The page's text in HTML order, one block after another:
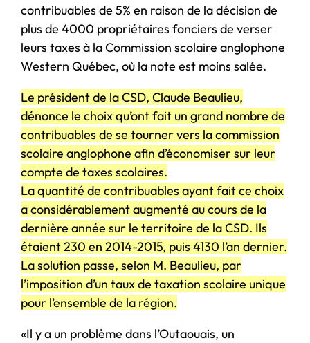
contribuables de 5% en raison de la décision de
plus de 4000 propriétaires fonciers de verser
leurs taxes à la Commission scolaire anglophone
Western Québec, où la note est moins salée.
Le président de la CSD, Claude Beaulieu,
dénonce le choix qu’ont fait un grand nombre de
contribuables de se tourner vers la commission
scolaire anglophone afin d’économiser sur leur
compte de taxes scolaires.
La quantité de contribuables ayant fait ce choix
a considérablement augmenté au cours de la
dernière année sur le territoire de la CSD. Ils
étaient 230 en 2014-2015, puis 4130 l’an dernier.
La solution passe, selon M. Beaulieu, par
l’imposition d’un taux de taxation scolaire unique
pour l’ensemble de la région.
«Il y a un problème dans l’Outaouais, un